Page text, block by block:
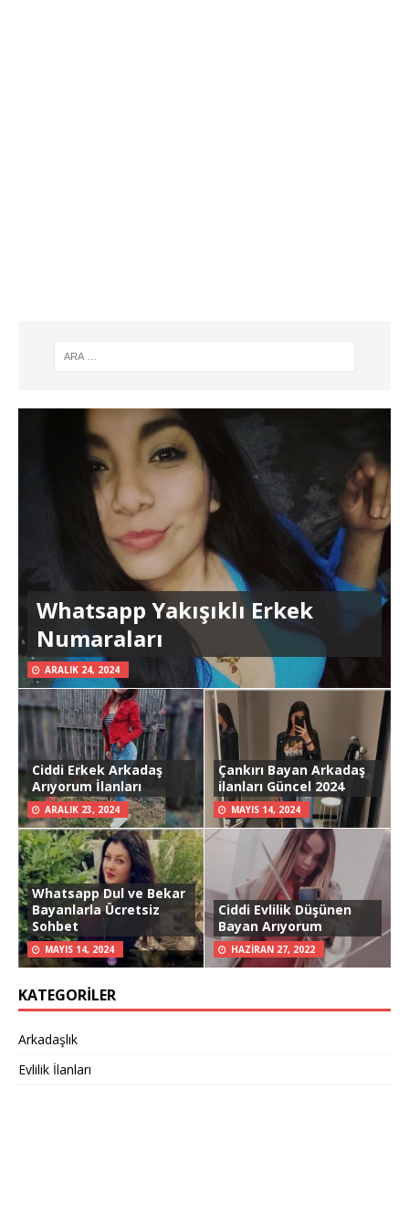
Whatsapp Yakışıklı Erkek
Numaraları
ARALIK 24, 2024
Ciddi Erkek Arkadaş
Arıyorum İlanları
ARALIK 23, 2024
Çankırı Bayan Arkadaş
ilanları Güncel 2024
MAYIS 14, 2024
Whatsapp Dul ve Bekar
Bayanlarla Ücretsiz
Sohbet
MAYIS 14, 2024
Ciddi Evlilik Düşünen
Bayan Arıyorum
HAZIRAN 27, 2022
KATEGORILER
Arkadaşlık
Evlilik İlanları